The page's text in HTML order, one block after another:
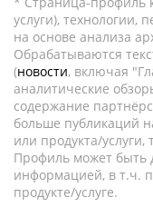
услуги), технологии,
на основе анализа
Обрабатываются
(новости, включая
аналитические
содержание
больше публикаций
или продукта/
Профиль может быть
информацией, в т.ч.
продукте/услуге.